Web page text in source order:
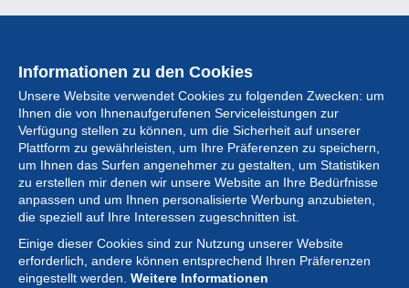
Informationen zu den Cookies
Unsere Website verwendet Cookies zu folgenden Zwecken: um
Ihnen die von Ihnenaufgerufenen Serviceleistungen zur
Verfügung stellen zu können, um die Sicherheit auf unserer
Plattform zu gewährleisten, um Ihre Präferenzen zu speichern,
um Ihnen das Surfen angenehmer zu gestalten, um Statistiken
zu erstellen mir denen wir unsere Website an Ihre Bedürfnisse
anpassen und um Ihnen personalisierte Werbung anzubieten,
die speziell auf Ihre Interessen zugeschnitten ist.
Einige dieser Cookies sind zur Nutzung unserer Website
erforderlich, andere können entsprechend Ihren Präferenzen
eingestellt werden. Weitere Informationen
Sammlung
Neuigkeiten